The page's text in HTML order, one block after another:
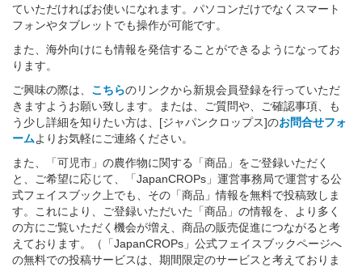
ていただければお使いになれます。パソコンだけでなくスマート
フォンやタブレットでも操作が可能です。
また、海外向けにも情報を発信することができるようになってお
ります。
ご興味の際は、 こちらのリンクから新規会員登録を行っていただ
きますようお願い致します。または、ご質問や、ご確認事項、も
う少し詳細を知りたい方は、[ジャパンクロップス]のお問合せフォ
ームよりお気軽にご連絡ください。
また、「可児市」の農作物に関する「商品」をご登録いただく
と、ご希望に応じて、「JapanCROPs」運営事務局で運営する公
式フェイスブック上でも、その「商品」情報を無料で投稿致しま
す。これにより、ご登録いただいた「商品」の情報を、より多く
の方にご覧いただく機会が増え、商品の販売促進につながると考
えております。（「JapanCROPs」公式フェイスブックページへ
の無料での投稿サービスは、期間限定のサービスと考えておりま